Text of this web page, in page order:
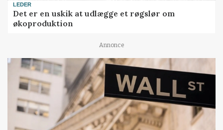
LEDER
Det er en uskik at udlægge et røgslør om
økoproduktion
Annonce